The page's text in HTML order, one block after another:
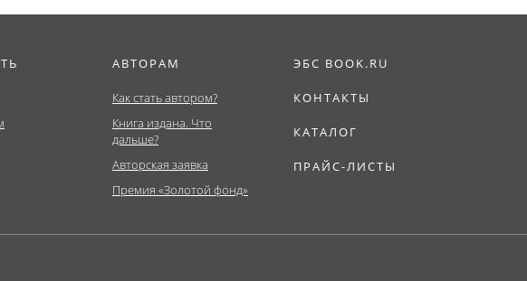
АВТОРАМ
Как стать автором?
Книга издана. Что
дальше?
Авторская заявка
Премия «Золотой фонд»
ЭБС BOOK.RU
КОНТАКТЫ
КАТАЛОГ
ПРАЙС-ЛИСТЫ